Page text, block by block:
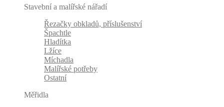
Stavební a malířské nářadí
Řezačky obkladů, příslušenství
Špachtle
Hladítka
Lžíce
Míchadla
Malířské potřeby
Ostatní
Měřidla